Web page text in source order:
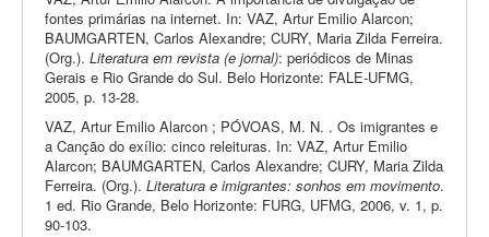
fontes primárias na internet. In: VAZ, Artur Emilio Alarcon;
BAUMGARTEN, Carlos Alexandre; CURY, Maria Zilda Ferreira.
(Org.). Literatura em revista (e jornal): periódicos de Minas
Gerais e Rio Grande do Sul. Belo Horizonte: FALE-UFMG,
2005, p. 13-28.
VAZ, Artur Emilio Alarcon ; PÓVOAS, M. N. . Os imigrantes e
a Canção do exílio: cinco releituras. In: VAZ, Artur Emilio
Alarcon; BAUMGARTEN, Carlos Alexandre; CURY, Maria Zilda
Ferreira. (Org.). Literatura e imigrantes: sonhos em movimento.
1 ed. Rio Grande, Belo Horizonte: FURG, UFMG, 2006, v. 1, p.
90-103.